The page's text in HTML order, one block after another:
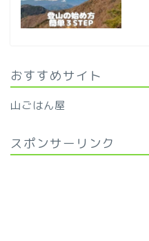
おすすめサイト
山ごはん屋
スポンサーリンク